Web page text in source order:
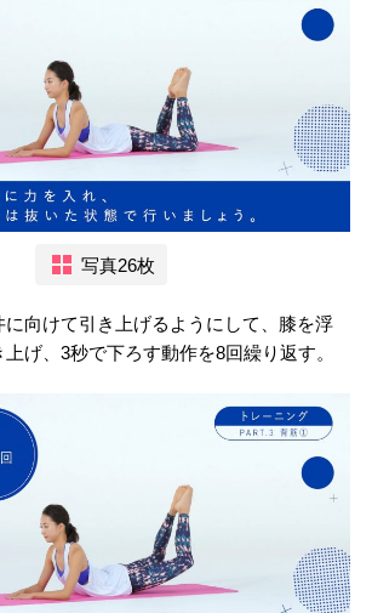
写真26枚
に向けて引き上げるようにして、膝を浮
げ、3秒で下ろす動作を8回繰り返す。